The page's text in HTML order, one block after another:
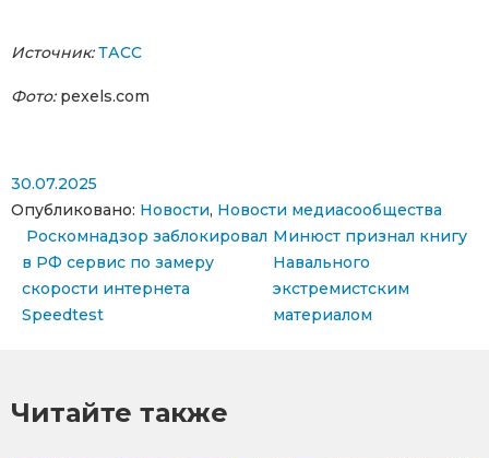
Источник: ТАСС
Фото:pexels.com
30.07.2025
Опубликовано: Новости, Новости медиасообщества
Навигация по записям
Роскомнадзор заблокировал
в РФ сервис по замеру
скорости интернета
Speedtest
Минюст признал книгу
Навального
экстремистским
материалом
Читайте также